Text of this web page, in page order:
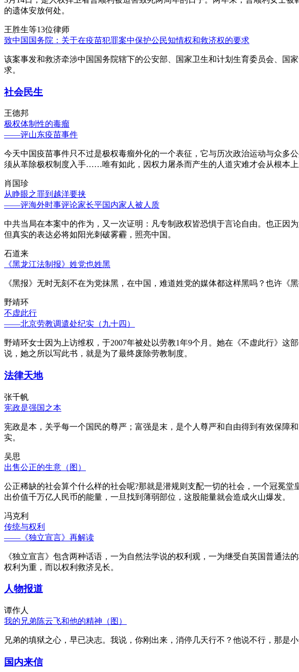
的遗体安放何处。
王胜生等13位律师
致中国国务院：关于在疫苗犯罪案中保护公民知情权和救济权的要求
该案事发和救济牵涉中国国务院辖下的公安部、国家卫生和计划生育委员会、国
求。
社会民生
王德邦
极权体制性的毒瘤
——评山东疫苗事件
今天中国疫苗事件只不过是极权毒瘤外化的一个表征，它与历次政治运动与众多
须从革除极权制度入手……唯有如此，因权力屠杀而产生的人道灾难才会从根本上
肖国珍
从睁眼之罪到越洋要挟
——评海外时事评论家长平国内家人被人质
中共当局在本案中的作为，又一次证明：凡专制政权皆恐惧于言论自由。也正因
但真实的表达必将如阳光刺破雾霾，照亮中国。
石道来
《黑龙江法制报》姓党也姓黑
《黑报》无时无刻不在为党抹黑，在中国，难道姓党的媒体都这样黑吗？也许《
野靖环
不虚此行
——北京劳教调遣处纪实（九十四）
野靖环女士因为上访维权，于2007年被处以劳教1年9个月。她在《不虚此行》
说，她之所以写此书，就是为了最终废除劳教制度。
法律天地
张千帆
宪政是强国之本
宪政是本，关乎每一个国民的尊严；富强是末，是个人尊严和自由得到有效保障
实。
吴思
出售公正的生意（图）
公正稀缺的社会算个什么样的社会呢?那就是潜规则支配一切的社会，一个冠冕
出价值千万亿人民币的能量，一旦找到薄弱部位，这股能量就会造成火山爆发。
冯克利
传统与权利
——《独立宣言》再解读
《独立宣言》包含两种话语，一为自然法学说的权利观，一为继受自英国普通
权利为重，而以权利救济见长。
人物报道
谭作人
我的兄弟陈云飞和他的精神（图）
兄弟的填狱之心，早已决志。我说，你刚出来，消停几天行不？他说不行，那是
国内来信